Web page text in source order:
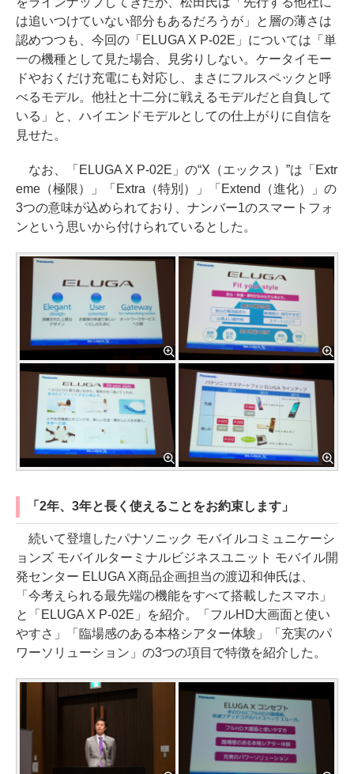
は追いつけていない部分もあるだろうが」と層の薄さは
認めつつも、今回の「ELUGA X P-02E」については「単
一の機種として見た場合、見劣りしない。ケータイモー
ドやおくだけ充電にも対応し、まさにフルスペックと呼
べるモデル。他社と十二分に戦えるモデルだと自負して
いる」と、ハイエンドモデルとしての仕上がりに自信を
見せた。
なお、「ELUGA X P-02E」の“X（エックス）”は「Extr
eme（極限）」「Extra（特別）」「Extend（進化）」の
3つの意味が込められており、ナンバー1のスマートフォ
ンという思いから付けられているとした。
「2年、3年と長く使えることをお約束します」
続いて登壇したパナソニック モバイルコミュニケーシ
ョンズ モバイルターミナルビジネスユニット モバイル開
発センター ELUGA X商品企画担当の渡辺和伸氏は、
「今考えられる最先端の機能をすべて搭載したスマホ」
と「ELUGA X P-02E」を紹介。「フルHD大画面と使い
やすさ」「臨場感のある本格シアター体験」「充実のパ
ワーソリューション」の3つの項目で特徴を紹介した。